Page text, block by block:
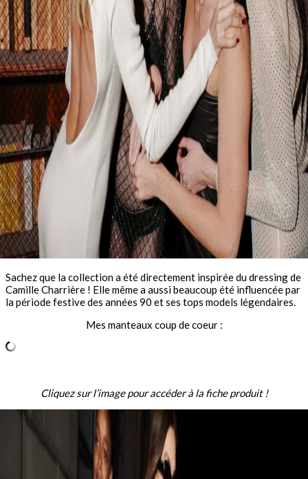
Sachez que la collection a été directement inspirée du dressing de
Camille Charrière ! Elle même a aussi beaucoup été influencée par
la période festive des années 90 et ses tops models légendaires.
Mes manteaux coup de coeur :
Cliquez sur l’image pour accéder à la fiche produit !